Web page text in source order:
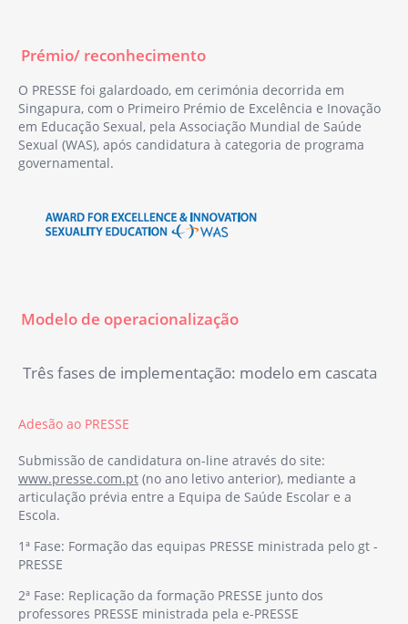
Prémio/ reconhecimento
O PRESSE foi galardoado, em cerimónia decorrida em
Singapura, com o Primeiro Prémio de Excelência e Inovação
em Educação Sexual, pela Associação Mundial de Saúde
Sexual (WAS), após candidatura à categoria de programa
governamental.
Modelo de operacionalização
Três fases de implementação: modelo em cascata
Adesão ao PRESSE
Submissão de candidatura on-line através do site:
www.presse.com.pt (no ano letivo anterior), mediante a
articulação prévia entre a Equipa de Saúde Escolar e a
Escola.
1ª Fase: Formação das equipas PRESSE ministrada pelo gt -
PRESSE
2ª Fase: Replicação da formação PRESSE junto dos
professores PRESSE ministrada pela e-PRESSE